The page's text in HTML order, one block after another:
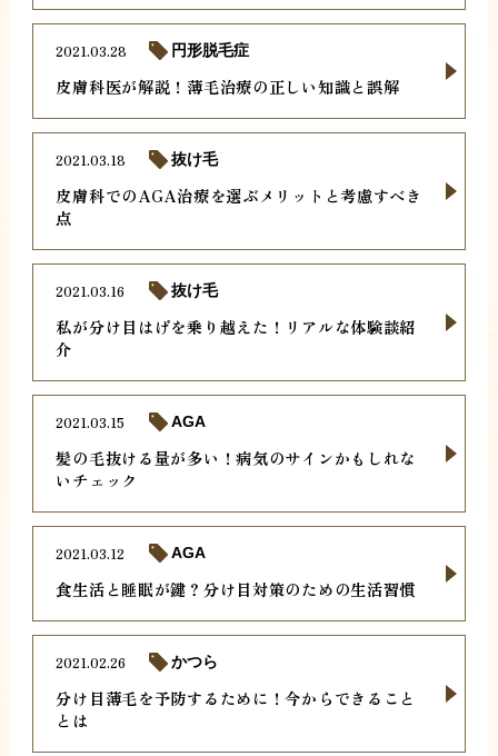
皮膚科医が解説！薄毛治療の正しい知識と誤解
2021.03.28 円形脱毛症
皮膚科でのAGA治療を選ぶメリットと考慮すべき
点
2021.03.18 抜け毛
私が分け目はげを乗り越えた！リアルな体験談紹
介
2021.03.16 抜け毛
髪の毛抜ける量が多い！病気のサインかもしれな
いチェック
2021.03.15 AGA
食生活と睡眠が鍵？分け目対策のための生活習慣
2021.03.12 AGA
分け目薄毛を予防するために！今からできること
とは
2021.02.26 かつら